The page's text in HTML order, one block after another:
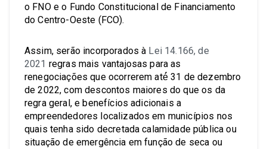
o FNO e o Fundo Constitucional de Financiamento
do Centro-Oeste (FCO).
Assim, serão incorporados à Lei 14.166, de
2021 regras mais vantajosas para as
renegociações que ocorrerem até́ 31 de dezembro
de 2022, com descontos maiores do que os da
regra geral, e benefícios adicionais a
empreendedores localizados em municípios nos
quais tenha sido decretada calamidade pública ou
situação de emergência em função de seca ou